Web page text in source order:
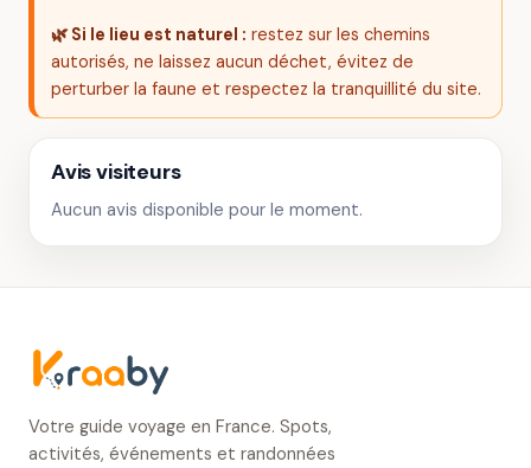
🌿 Si le lieu est naturel : restez sur les chemins
autorisés, ne laissez aucun déchet, évitez de
perturber la faune et respectez la tranquillité du site.
Avis visiteurs
Aucun avis disponible pour le moment.
Votre guide voyage en France. Spots,
activités, événements et randonnées